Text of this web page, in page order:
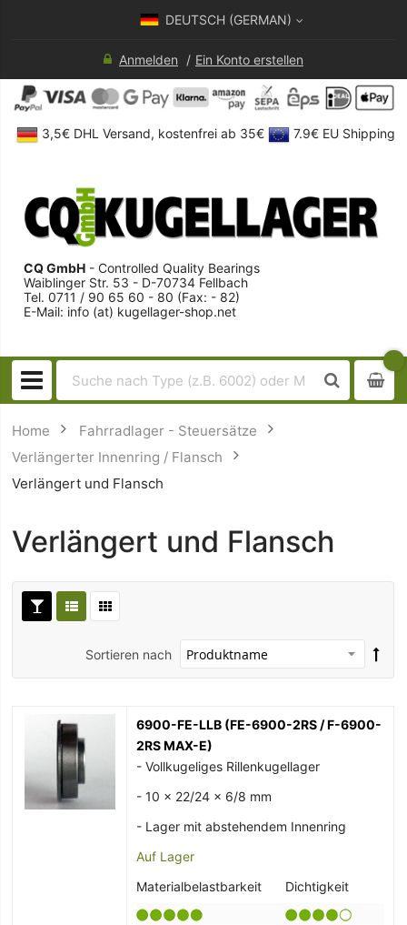
DEUTSCH (GERMAN)
Anmelden Ein Konto erstellen
3,5€ DHL Versand, kostenfrei ab 35€ 7.9€ EU Shipping
CQ GmbH - Controlled Quality Bearings
Waiblinger Str. 53 - D-70734 Fellbach
Tel. 0711 / 90 65 60 - 80 (Fax: - 82)
E-Mail: info (at) kugellager-shop.net
Home
Fahrradlager - Steuersätze
Verlängerter Innenring / Flansch
Verlängert und Flansch
Verlängert und Flansch
Sortieren nach
6900-FE-LLB (FE-6900-2RS / F-6900-
2RS MAX-E)
- Vollkugeliges Rillenkugellager
- 10 x 22/24 x 6/8 mm
- Lager mit abstehendem Innenring
Auf Lager
Materialbelastbarkeit
Dichtigkeit